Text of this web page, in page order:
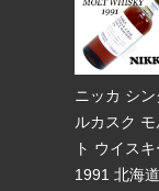
ニッカ シン
ルカスク モ
ト ウイスキ
1991 北海道